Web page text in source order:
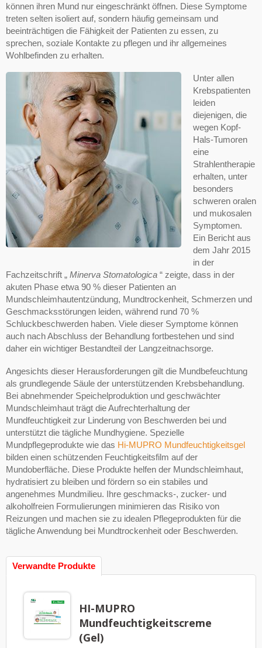
können ihren Mund nur eingeschränkt öffnen. Diese Symptome
treten selten isoliert auf, sondern häufig gemeinsam und
beeinträchtigen die Fähigkeit der Patienten zu essen, zu
sprechen, soziale Kontakte zu pflegen und ihr allgemeines
Wohlbefinden zu erhalten.
Unter allen
Krebspatienten
leiden
diejenigen, die
wegen Kopf-
Hals-Tumoren
eine
Strahlentherapie
erhalten, unter
besonders
schweren oralen
und mukosalen
Symptomen.
Ein Bericht aus
dem Jahr 2015
in der
Fachzeitschrift „ Minerva Stomatologica “ zeigte, dass in der
akuten Phase etwa 90 % dieser Patienten an
Mundschleimhautentzündung, Mundtrockenheit, Schmerzen und
Geschmacksstörungen leiden, während rund 70 %
Schluckbeschwerden haben. Viele dieser Symptome können
auch nach Abschluss der Behandlung fortbestehen und sind
daher ein wichtiger Bestandteil der Langzeitnachsorge.
Angesichts dieser Herausforderungen gilt die Mundbefeuchtung
als grundlegende Säule der unterstützenden Krebsbehandlung.
Bei abnehmender Speichelproduktion und geschwächter
Mundschleimhaut trägt die Aufrechterhaltung der
Mundfeuchtigkeit zur Linderung von Beschwerden bei und
unterstützt die tägliche Mundhygiene. Spezielle
Mundpflegeprodukte wie das Hi-MUPRO Mundfeuchtigkeitsgel
bilden einen schützenden Feuchtigkeitsfilm auf der
Mundoberfläche. Diese Produkte helfen der Mundschleimhaut,
hydratisiert zu bleiben und fördern so ein stabiles und
angenehmes Mundmilieu. Ihre geschmacks-, zucker- und
alkoholfreien Formulierungen minimieren das Risiko von
Reizungen und machen sie zu idealen Pflegeprodukten für die
tägliche Anwendung bei Mundtrockenheit oder Beschwerden.
Verwandte Produkte
HI-MUPRO
Mundfeuchtigkeitscreme
(Gel)